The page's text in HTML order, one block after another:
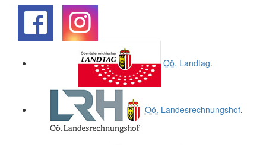
Oö. Landtag.
Oö. Landesrechnungshof.